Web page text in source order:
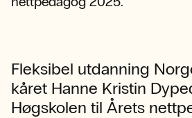
Fleksibel utdanning
kåret Hanne Kristin
Høgskolen til Årets